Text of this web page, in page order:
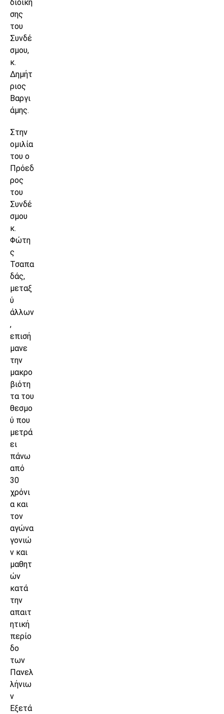
διοίκη
σης
του
Συνδέ
σμου,
κ.
Δημήτ
ριος
Βαργι
άμης.
Στην
ομιλία
του ο
Πρόεδ
ρος
του
Συνδέ
σμου
κ.
Φώτη
ς
Τσαπα
δάς,
μεταξ
ύ
άλλων
,
επισή
μανε
την
μακρο
βιότη
τα του
θεσμο
ύ που
μετρά
ει
πάνω
από
30
χρόνι
α και
τον
αγώνα
γονιώ
ν και
μαθητ
ών
κατά
την
απαιτ
ητική
περίο
δο
των
Πανελ
λήνιω
ν
Εξετά